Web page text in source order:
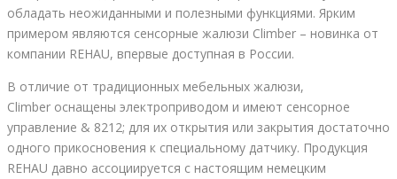
обладать неожиданными и полезными функциями. Ярким
примером являются сенсорные жалюзи Climber – новинка от
компании REHAU, впервые доступная в России.
В отличие от традиционных мебельных жалюзи,
Climber оснащены электроприводом и имеют сенсорное
управление & 8212; для их открытия или закрытия достаточно
одного прикосновения к специальному датчику. Продукция
REHAU давно ассоциируется с настоящим немецким